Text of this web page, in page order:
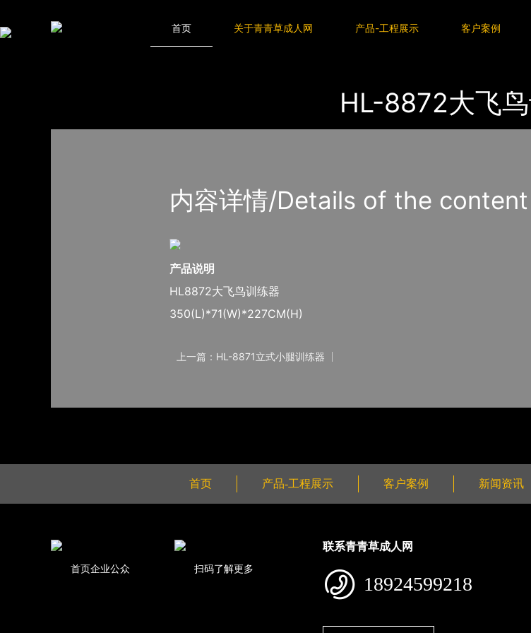
首页 关于青青草成人网 产品-工程展示 客户案例
产品-工程展示 青青草成人网
HL-8872大飞
内容详情/Details of the content
产品说明
HL8872大飞鸟训练器
350(L)*71(W)*227CM(H)
上一篇：HL-8871立式小腿训练器
首页 产品-工程展示 客户案例 新闻资讯
首页企业公众 扫码了解更多
联系青青草成人网
18924599218